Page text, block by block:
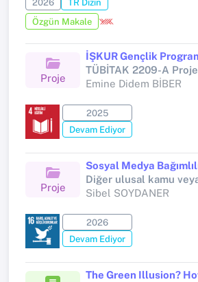
2026
TR Dizin
Özgün Makale
Proje
TÜBİTAK 2209-A Proje
Emine Didem BİBER
2025
Devam Ediyor
Proje
Sibel SOYDANER
2026
Devam Ediyor